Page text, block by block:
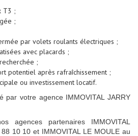
T3 ;
;
par volets roulants électriques ;
avec placards ;
;
potentiel après rafraîchissement ;
ou investissement locatif.
par votre agence IMMOVITAL JARRY
agences partenaires IMMOVITAL
10 10 et IMMOVITAL LE MOULE au